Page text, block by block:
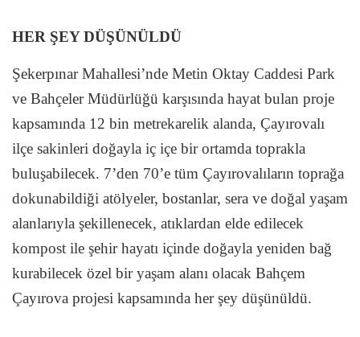
HER ŞEY DÜŞÜNÜLDÜ
Şekerpınar Mahallesi’nde Metin Oktay Caddesi Park
ve Bahçeler Müdürlüğü karşısında hayat bulan proje
kapsamında 12 bin metrekarelik alanda, Çayırovalı
ilçe sakinleri doğayla iç içe bir ortamda toprakla
buluşabilecek. 7’den 70’e tüm Çayırovalıların toprağa
dokunabildiği atölyeler, bostanlar, sera ve doğal yaşam
alanlarıyla şekillenecek, atıklardan elde edilecek
kompost ile şehir hayatı içinde doğayla yeniden bağ
kurabilecek özel bir yaşam alanı olacak Bahçem
Çayırova projesi kapsamında her şey düşünüldü.